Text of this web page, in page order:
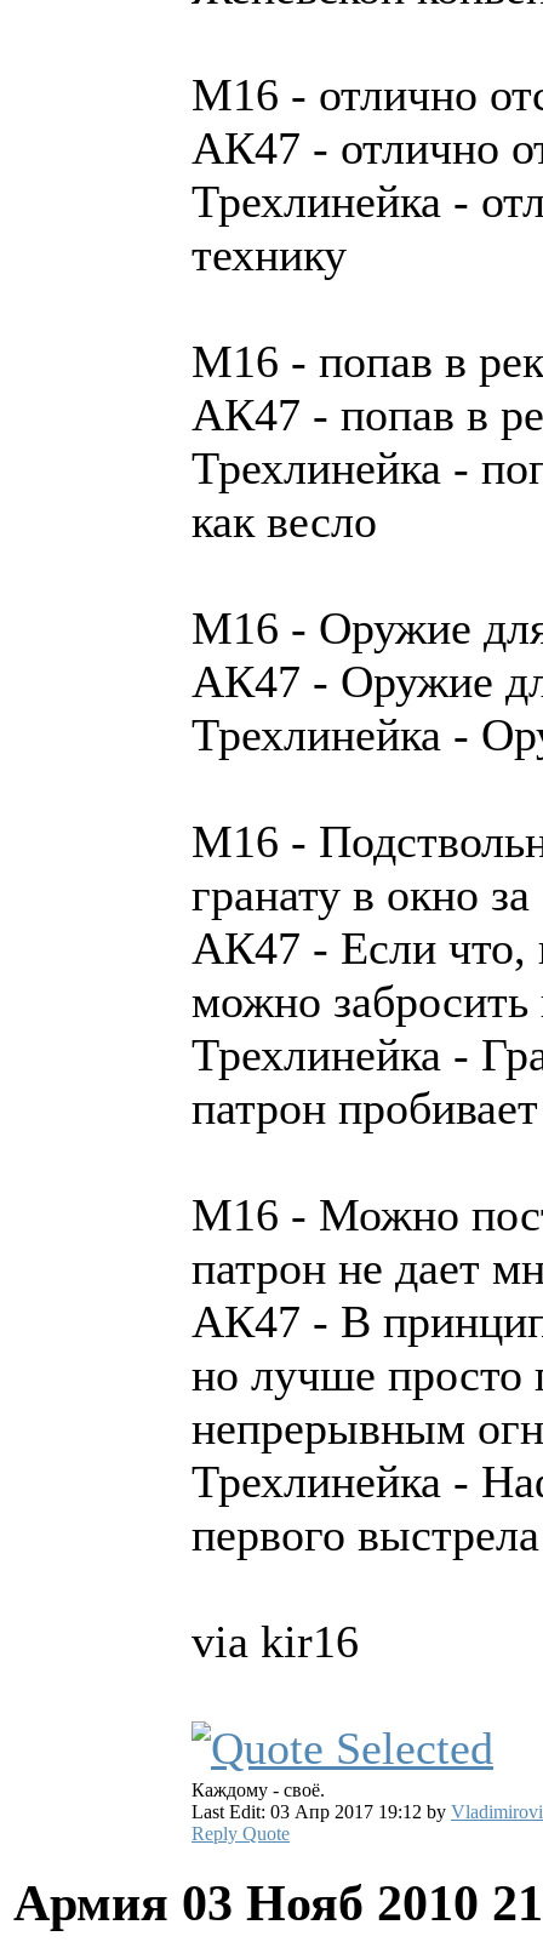
М16 - отлично
АК47 - отлично
Трехлинейка -
технику
М16 - попав в
АК47 - попав в
Трехлинейка -
как весло
М16 - Оружие
АК47 - Оружие
Трехлинейка -
М16 -
гранату в окно
АК47 - Если что,
можно забросить
Трехлинейка -
патрон
М16 - Можно
патрон не дает
АК47 - В
но лучше просто
непрерывным
Трехлинейка -
первого
via kir16
Каждому - своё.
Last Edit: 03 Апр 2017 19:12 by
Reply Quote
Армия 03 Нояб 2010